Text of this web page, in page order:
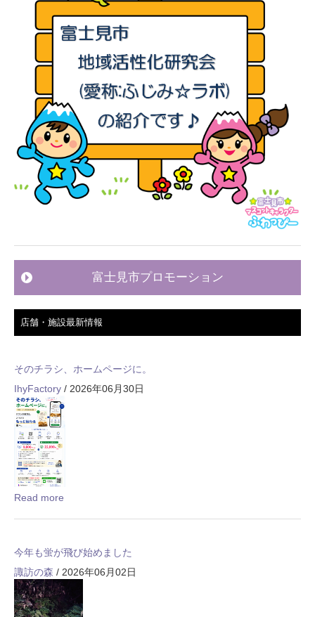
富士見市プロモーション
店舗・施設最新情報
そのチラシ、ホームページに。
IhyFactory / 2026年06月30日
Read more
今年も蛍が飛び始めました
諏訪の森 / 2026年06月02日